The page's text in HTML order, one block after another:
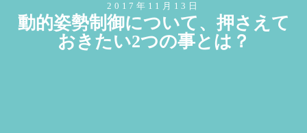
2017年11月13日
動的姿勢制御について、押さえて
おきたい2つの事とは？